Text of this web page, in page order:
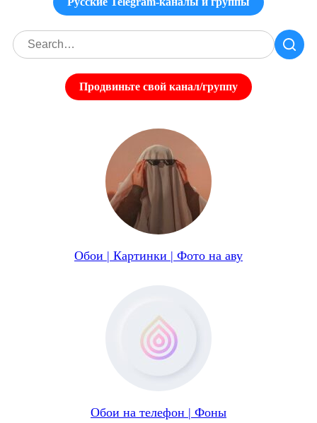
Продвиньте свой канал/группу
Обои | Картинки | Фото на аву
Обои на телефон | Фоны